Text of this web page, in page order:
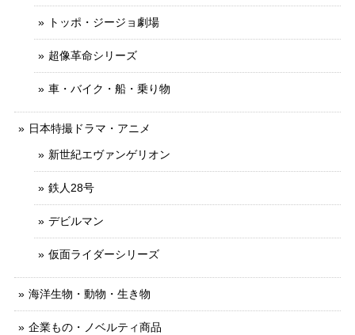
トッポ・ジージョ劇場
超像革命シリーズ
車・バイク・船・乗り物
日本特撮ドラマ・アニメ
新世紀エヴァンゲリオン
鉄人28号
デビルマン
仮面ライダーシリーズ
海洋生物・動物・生き物
企業もの・ノベルティ商品